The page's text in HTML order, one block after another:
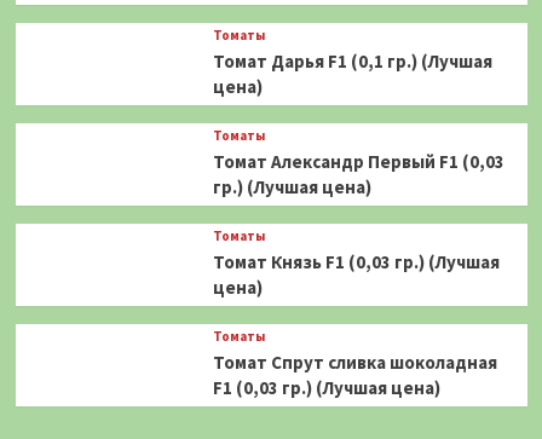
Томаты
Томат Дарья F1 (0,1 гр.) (Лучшая
цена)
Томаты
Томат Александр Первый F1 (0,03
гр.) (Лучшая цена)
Томаты
Томат Князь F1 (0,03 гр.) (Лучшая
цена)
Томаты
Томат Спрут сливка шоколадная
F1 (0,03 гр.) (Лучшая цена)